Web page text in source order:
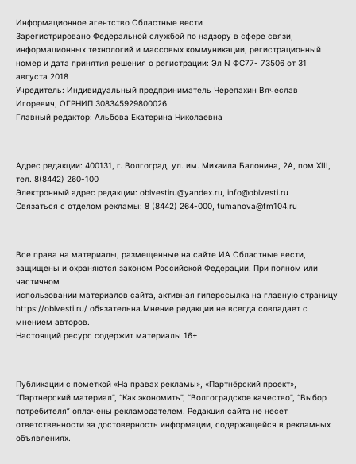
Информационное агентство Областные вести
Зарегистрировано Федеральной службой по надзору в сфере связи,
информационных технологий и массовых коммуникации, регистрационный
номер и дата принятия решения о регистрации: Эл N ФС77- 73506 от 31
августа 2018
Учредитель: Индивидуальный предприниматель Черепахин Вячеслав
Игоревич, ОГРНИП 308345929800026
Главный редактор: Альбова Екатерина Николаевна
Адрес редакции: 400131, г. Волгоград, ул. им. Михаила Балонина, 2А, пом XIII,
тел. 8(8442) 260-100
Электронный адрес редакции: oblvestiru@yandex.ru, info@oblvesti.ru
Связаться с отделом рекламы: 8 (8442) 264-000 , tumanova@fm104.ru
Все права на материалы, размещенные на сайте ИА Областные вести,
защищены и охраняются законом Российской Федерации. При полном или
частичном
использовании материалов сайта, активная гиперссылка на главную страницу
https://oblvesti.ru/ обязательна.Мнение редакции не всегда совпадает с
мнением авторов.
Настоящий ресурс содержит материалы 16+
Публикации с пометкой «На правах рекламы», «Партнёрский проект»,
“Партнерский материал”, “Как экономить”, “Волгоградское качество”, “Выбор
потребителя” оплачены рекламодателем. Редакция сайта не несет
ответственности за достоверность информации, содержащейся в рекламных
объявлениях.